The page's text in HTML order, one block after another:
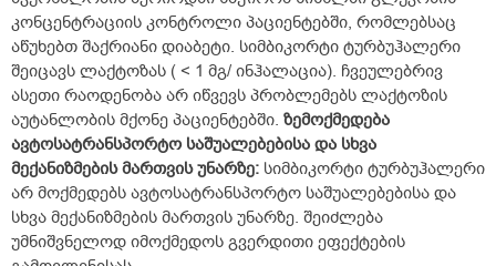
კონცენტრაციის კონტროლი პაციენტებში, რომლებსაც
აწუხებთ შაქრიანი დიაბეტი. სიმბიკორტი ტურბუჰალერი
შეიცავს ლაქტოზას ( < 1 მგ/ ინჰალაცია). ჩვეულებრივ
ასეთი რაოდენობა არ იწვევს პრობლემებს ლაქტოზის
აუტანლობის მქონე პაციენტებში. ზემოქმედება
ავტოსატრანსპორტო საშუალებებისა და სხვა
მექანიზმების მართვის უნარზე: სიმბიკორტი ტურბუჰალერი
არ მოქმედებს ავტოსატრანსპორტო საშუალებებისა და
სხვა მექანიზმების მართვის უნარზე. შეიძლება
უმნიშვნელოდ იმოქმედოს გვერდითი ეფექტების